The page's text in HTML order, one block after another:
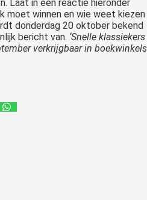
Laat in een reactie hieronder
moet winnen en wie weet kiezen
donderdag 20 oktober bekend
bericht van. ‘Snelle klassiekers
verkrijgbaar in boekwinkels